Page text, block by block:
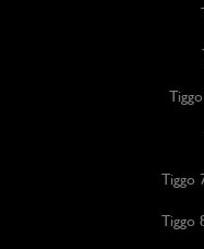
Tiggo
Tiggo